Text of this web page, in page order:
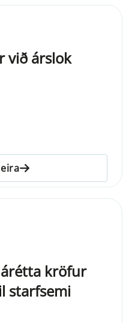
við árslok
kröfur
starfsemi